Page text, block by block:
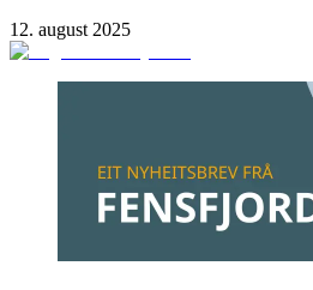
12. august 2025